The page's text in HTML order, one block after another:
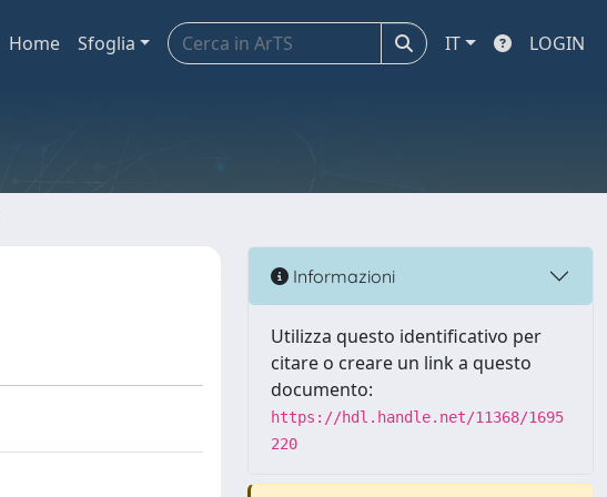
Home Sfoglia IT LOGIN
Informazioni
Utilizza questo identificativo per
citare o creare un link a questo
documento:
https://hdl.handle.net/11368/1695
220